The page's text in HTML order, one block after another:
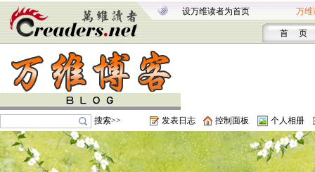
设万维读者为首页 万维
首 页
搜索>> 发表日志 控制面板 个人相册